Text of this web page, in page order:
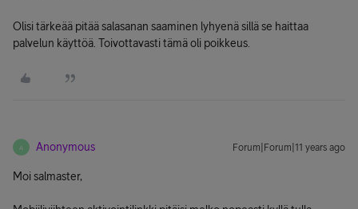
Olisi tärkeää pitää salasanan saaminen lyhyenä sillä se haittaa
palvelun käyttöä. Toivottavasti tämä oli poikkeus.
A Anonymous Forum|Forum|11 years ago
Moi salmaster,